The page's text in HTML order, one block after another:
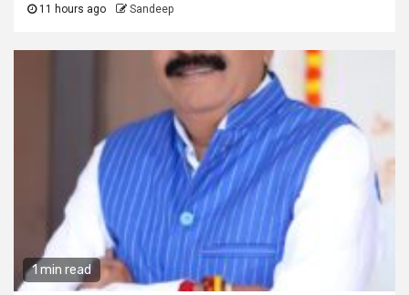
11 hours ago Sandeep
1 min read